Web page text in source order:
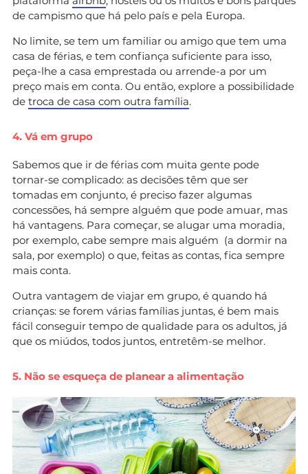
de campismo que há pelo país e pela Europa.
No limite, se tem um familiar ou amigo que tem uma
casa de férias, e tem confiança suficiente para isso,
peça-lhe a casa emprestada ou arrende-a por um
preço mais em conta. Ou então, explore a possibilidade
de troca de casa com outra família.
4. Vá em grupo
Sabemos que ir de férias com muita gente pode
tornar-se complicado: as decisões têm que ser
tomadas em conjunto, é preciso fazer algumas
concessões, há sempre alguém que pode amuar, mas
há vantagens. Para começar, se alugar uma moradia,
por exemplo, cabe sempre mais alguém (a dormir na
sala, por exemplo) o que, feitas as contas, fica sempre
mais conta.
Outra vantagem de viajar em grupo, é quando há
crianças: se forem várias famílias juntas, é bem mais
fácil conseguir tempo de qualidade para os adultos, já
que os miúdos, todos juntos, entretêm-se melhor.
5. Não se esqueça de planear a alimentação